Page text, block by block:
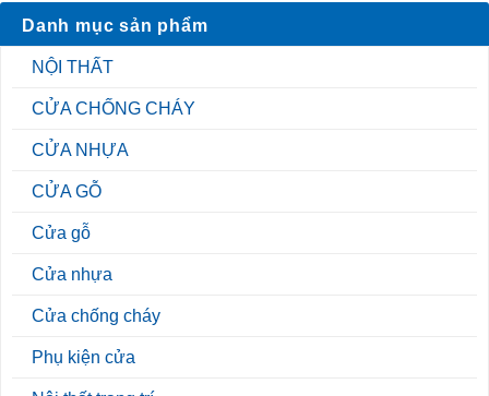
Danh mục sản phẩm
NỘI THẤT
CỬA CHỐNG CHÁY
CỬA NHỰA
CỬA GỖ
Cửa gỗ
Cửa nhựa
Cửa chống cháy
Phụ kiện cửa